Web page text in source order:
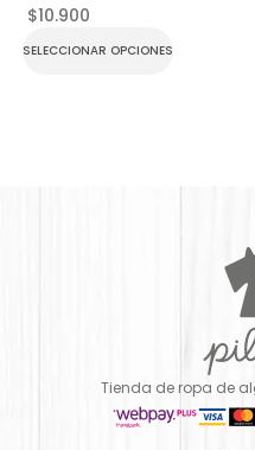
$10.900
SELECCIONAR OPCIONES
Tienda de ropa de